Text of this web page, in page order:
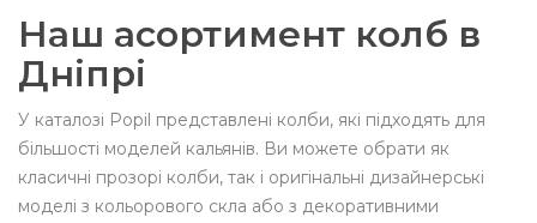
Наш асортимент колб в
Дніпрі
У каталозі Popil представлені колби, які підходять для
більшості моделей кальянів. Ви можете обрати як
класичні прозорі колби, так і оригінальні дизайнерські
моделі з кольорового скла або з декоративними